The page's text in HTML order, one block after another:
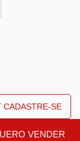
CADASTRE-SE
VENDER